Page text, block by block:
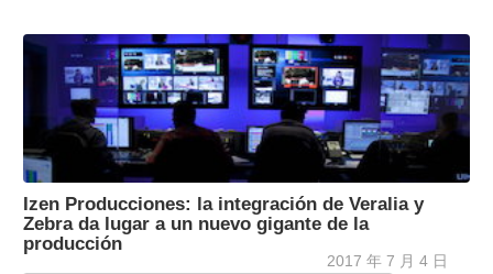
Izen Producciones: la integración de Veralia y
Zebra da lugar a un nuevo gigante de la
producción
2017 年 7 月 4 日